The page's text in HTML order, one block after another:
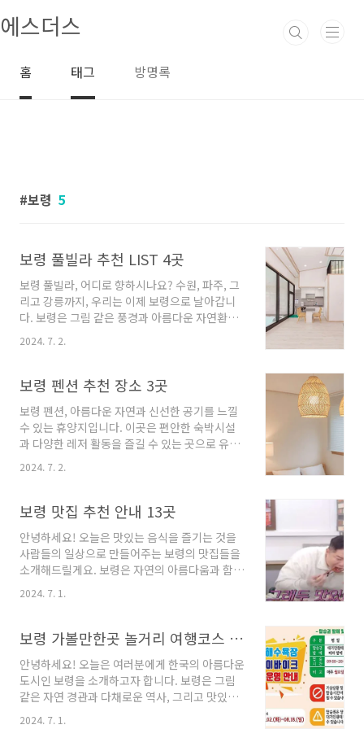
에스더스
홈 태그 방명록
보령 5
보령 풀빌라 추천 LIST 4곳
보령 풀빌라, 어디로 향하시나요? 수원, 파주, 그
리고 강릉까지, 우리는 이제 보령으로 날아갑니
다. 보령은 그림 같은 풍경과 아름다운 자연환경
으로 유명한 도시입니다. 특히, 풀빌라는 보령에
서 화제를 모으고 있는 최신 트렌드 중 하나입니
개해 드리겠습니다. 함께 떠나는 이번 보령 풀빌
엠씨피 풀빌라 소개주소 : 충남 보령시 웅천읍 독
산리 731-4펜션 보령 풀빌라 주제로 소개된 엠
씨피 풀빌라는 서해 바다 바로 앞에 위치하고 있
습니다. 모든 객실은 바다 전망이 가능하며, 아이
무휴로 이용할 수 있습니다.풀빌라 바로 앞에..
2024. 7. 2.
보령 펜션 추천 장소 3곳
보령 펜션, 아름다운 자연과 신선한 공기를 느낄
수 있는 휴양지입니다. 이곳은 편안한 숙박시설
과 다양한 레저 활동을 즐길 수 있는 곳으로 유명
합니다. 지금부터 여러 가지 다양한 보령 펜션을
소개해 드리겠습니다.보령 펜션 3곳 안내 1. 크
션 크라운 펜션은 보령시 머드로에 위치한 펜션
탄 조명과 화이트&우드 톤의 분위기로 리뉴얼되
어 여행객들을 맞이하고 있습니다. 크라운 펜션
은 깔끔하고 편안한 숙소를 제공하기 위해 최선
을 다하고 있습니다.크라운 펜션에는 여러 가지
개, 침대 1개, 욕실 1개로 구성되어 있습니다..
2024. 7. 2.
보령 맛집 추천 안내 13곳
안녕하세요! 오늘은 맛있는 음식을 즐기는 것을
사람들의 일상으로 만들어주는 보령의 맛집들을
소개해드릴게요. 보령은 자연의 아름다움과 함께
다양한 맛집들이 즐비한 도시로 유명하죠. 이곳
에서는 특색 있는 음식들을 맛보면서 즐거운 시
습니다. 그럼 지금부터 차근차근히 보령의 맛집
들을 소개해드릴게요!보령 맛집 13곳 소개 1. 대
천삼삼꽃게장 소개주소 : 충남 보령시 머드로 91
대천삼삼꽃게장게요리 보령 맛집 대천삼삼꽃게
장입니다.대천해수욕장 바로 앞에 위치한 저희
대천삼삼꽃게장은 대천에서 소문난 맛집으로 유
2024. 7. 1.
보령 가볼만한곳 놀거리 여행코스 좋아요
안녕하세요! 오늘은 여러분에게 한국의 아름다운
도시인 보령을 소개하고자 합니다. 보령은 그림
같은 자연 경관과 다채로운 역사, 그리고 맛있는
보령에서 꼭 가볼만한 업체들을 소개해드리도록
2024. 7. 1.